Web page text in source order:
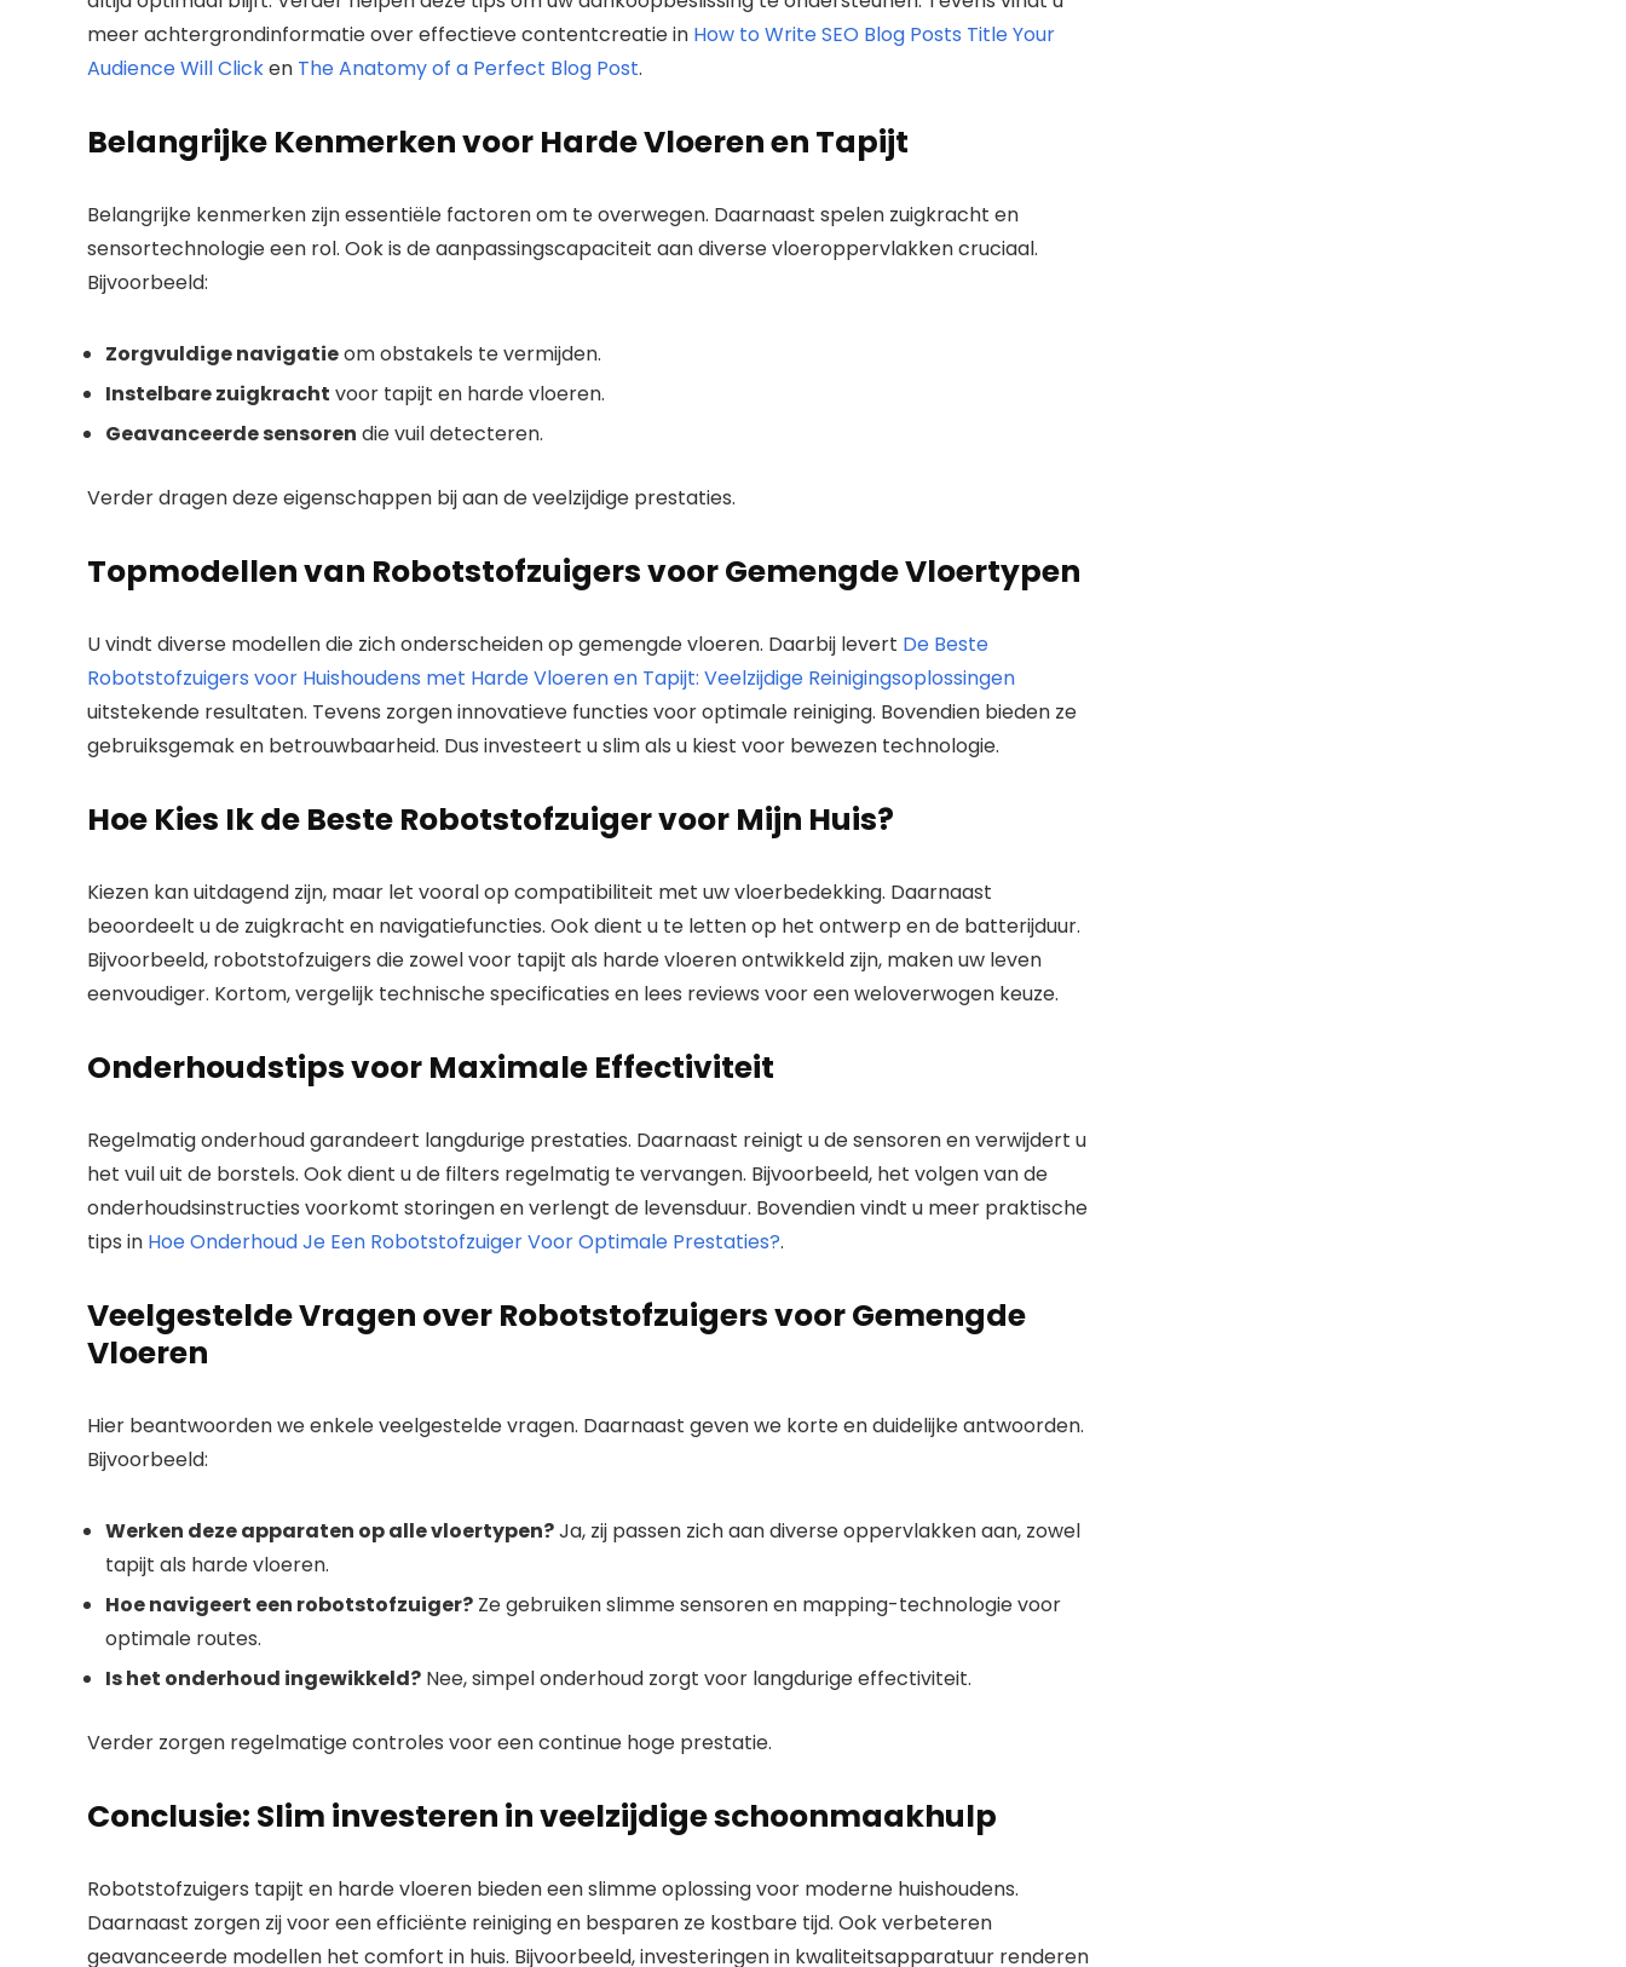
meer achtergrondinformatie over effectieve contentcreatie in How to Write SEO Blog Posts Title Your
Audience Will Clicken The Anatomy of a Perfect Blog Post.
Belangrijke Kenmerken voor Harde Vloeren en Tapijt
Belangrijke kenmerken zijn essentiële factoren om te overwegen. Daarnaast spelen zuigkracht en
sensortechnologie een rol. Ook is de aanpassingscapaciteit aan diverse vloeroppervlakken cruciaal.
Bijvoorbeeld:
Zorgvuldige navigatieom obstakels te vermijden.
Instelbare zuigkracht voor tapijt en harde vloeren.
Geavanceerde sensoren die vuil detecteren.
Verder dragen deze eigenschappen bij aan de veelzijdige prestaties.
Topmodellen van Robotstofzuigers voor Gemengde Vloertypen
U vindt diverse modellen die zich onderscheiden op gemengde vloeren. Daarbij levert De Beste
Robotstofzuigers voor Huishoudens met Harde Vloeren en Tapijt: Veelzijdige Reinigingsoplossingen
uitstekende resultaten. Tevens zorgen innovatieve functies voor optimale reiniging. Bovendien bieden ze
gebruiksgemak en betrouwbaarheid. Dus investeert u slim als u kiest voor bewezen technologie.
Hoe Kies Ik de Beste Robotstofzuiger voor Mijn Huis?
Kiezen kan uitdagend zijn, maar let vooral op compatibiliteit met uw vloerbedekking. Daarnaast
beoordeelt u de zuigkracht en navigatiefuncties. Ook dient u te letten op het ontwerp en de batterijduur.
Bijvoorbeeld, robotstofzuigers die zowel voor tapijt als harde vloeren ontwikkeld zijn, maken uw leven
eenvoudiger. Kortom, vergelijk technische specificaties en lees reviews voor een weloverwogen keuze.
Onderhoudstips voor Maximale Effectiviteit
Regelmatig onderhoud garandeert langdurige prestaties. Daarnaast reinigt u de sensoren en verwijdert u
het vuil uit de borstels. Ook dient u de filters regelmatig te vervangen. Bijvoorbeeld, het volgen van de
onderhoudsinstructies voorkomt storingen en verlengt de levensduur. Bovendien vindt u meer praktische
tips in Hoe Onderhoud Je Een Robotstofzuiger Voor Optimale Prestaties?.
Veelgestelde Vragen over Robotstofzuigers voor Gemengde
Vloeren
Hier beantwoorden we enkele veelgestelde vragen. Daarnaast geven we korte en duidelijke antwoorden.
Bijvoorbeeld:
Werken deze apparaten op alle vloertypen?Ja, zij passen zich aan diverse oppervlakken aan, zowel
tapijt als harde vloeren.
Hoe navigeert een robotstofzuiger? Ze gebruiken slimme sensoren en mapping-technologie voor
optimale routes.
Is het onderhoud ingewikkeld? Nee, simpel onderhoud zorgt voor langdurige effectiviteit.
Verder zorgen regelmatige controles voor een continue hoge prestatie.
Conclusie: Slim investeren in veelzijdige schoonmaakhulp
Robotstofzuigers tapijt en harde vloeren bieden een slimme oplossing voor moderne huishoudens.
Daarnaast zorgen zij voor een efficiënte reiniging en besparen ze kostbare tijd. Ook verbeteren
geavanceerde modellen het comfort in huis. Bijvoorbeeld, investeringen in kwaliteitsapparatuur renderen